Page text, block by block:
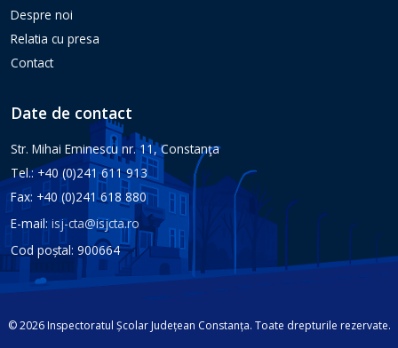
Despre noi
Relatia cu presa
Contact
Date de contact
Str. Mihai Eminescu nr. 11, Constanţa
Tel.: +40 (0)241 611 913
Fax: +40 (0)241 618 880
E-mail:isj-cta@isjcta.ro
Cod poștal: 900664
© 2026 Inspectoratul Școlar Județean Constanța. Toate drepturile rezervate.